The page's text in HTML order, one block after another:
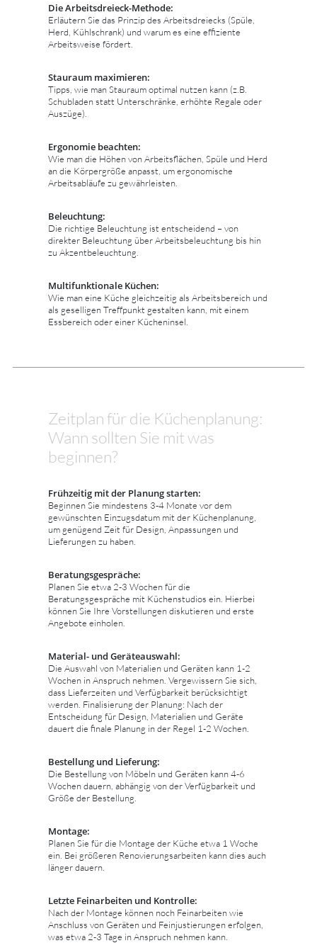
Die Arbeitsdreieck-Methode:
Erläutern Sie das Prinzip des Arbeitsdreiecks (Spüle,
Herd, Kühlschrank) und warum es eine effiziente
Arbeitsweise fördert.
Stauraum maximieren:
Tipps, wie man Stauraum optimal nutzen kann (z.B.
Schubladen statt Unterschränke, erhöhte Regale oder
Auszüge).
Ergonomie beachten:
Wie man die Höhen von Arbeitsflächen, Spüle und Herd
an die Körpergröße anpasst, um ergonomische
Arbeitsabläufe zu gewährleisten.
Beleuchtung:
Die richtige Beleuchtung ist entscheidend – von
direkter Beleuchtung über Arbeitsbeleuchtung bis hin
zu Akzentbeleuchtung.
Multifunktionale Küchen:
Wie man eine Küche gleichzeitig als Arbeitsbereich und
als geselligen Treffpunkt gestalten kann, mit einem
Essbereich oder einer Kücheninsel.
Zeitplan für die Küchenplanung:
Wann sollten Sie mit was
beginnen?
Frühzeitig mit der Planung starten:
Beginnen Sie mindestens 3-4 Monate vor dem
gewünschten Einzugsdatum mit der Küchenplanung,
um genügend Zeit für Design, Anpassungen und
Lieferungen zu haben.
Beratungsgespräche:
Planen Sie etwa 2-3 Wochen für die
Beratungsgespräche mit Küchenstudios ein. Hierbei
können Sie Ihre Vorstellungen diskutieren und erste
Angebote einholen.
Material- und Geräteauswahl:
Die Auswahl von Materialien und Geräten kann 1-2
Wochen in Anspruch nehmen. Vergewissern Sie sich,
dass Lieferzeiten und Verfügbarkeit berücksichtigt
werden. Finalisierung der Planung: Nach der
Entscheidung für Design, Materialien und Geräte
dauert die finale Planung in der Regel 1-2 Wochen.
Bestellung und Lieferung:
Die Bestellung von Möbeln und Geräten kann 4-6
Wochen dauern, abhängig von der Verfügbarkeit und
Größe der Bestellung.
Montage:
Planen Sie für die Montage der Küche etwa 1 Woche
ein. Bei größeren Renovierungsarbeiten kann dies auch
länger dauern.
Letzte Feinarbeiten und Kontrolle:
Nach der Montage können noch Feinarbeiten wie
Anschluss von Geräten und Feinjustierungen erfolgen,
was etwa 2-3 Tage in Anspruch nehmen kann.